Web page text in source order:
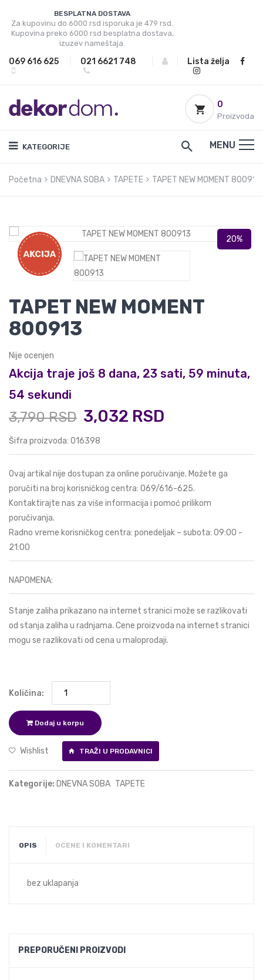
BESPLATNA DOSTAVA
Za kupovinu do 6000 rsd isporuka je 479 rsd.
Kupovina preko 6000 rsd besplatna dostava,
izuzev nameštaja.
069 616 625 021 6621 748 Lista želja
0
Proizvoda
KATEGORIJE MENU
Početna DNEVNA SOBA TAPETE TAPET NEW MOMENT 800913
TAPET NEW MOMENT
800913
Nije ocenjen
Akcija traje još 8 dana, 23 sati, 59 minuta,
54 sekundi
3,790 RSD 3,032 RSD
Šifra proizvoda: 016398
Ovaj artikal nije dostupan za online poručivanje. Možete ga
poručiti na broj korisničkog centra: 069/616-625.
Kontaktirajte nas za više informacija i pomoć prilikom
poručivanja.
Radno vreme korisničkog centra: ponedeljak – subota: 09:00 -
21:00
NAPOMENA:
Stanje zaliha prikazano na internet stranici može se razlikovati
od stanja zaliha u radnjama. Cene proizvoda na internet stranici
mogu se razlikovati od cena u maloprodaji.
Količina:
Dodaj u korpu
Wishlist TRAŽI U PRODAVNICI
Kategorije: DNEVNA SOBA TAPETE
OPIS OCENE I KOMENTARI
bez uklapanja
PREPORUČENI PROIZVODI